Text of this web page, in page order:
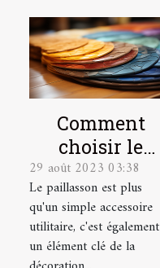
Comment
choisir le
paillasson sur
mesure parfait
pour votre
intérieur et
29 août 2023 03:38
Le paillasson est plus
qu'un simple accessoire
utilitaire, c'est également
un élément clé de la